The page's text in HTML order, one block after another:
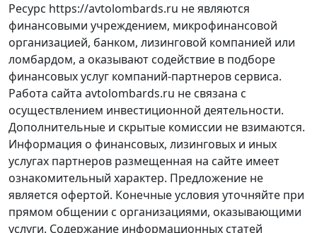
Ресурс https://avtolombards.ru не являются
финансовыми учреждением, микрофинансовой
организацией, банком, лизинговой компанией или
ломбардом, а оказывают содействие в подборе
финансовых услуг компаний-партнеров сервиса.
Работа сайта avtolombards.ru не связана с
осуществлением инвестиционной деятельности.
Дополнительные и скрытые комиссии не взимаются.
Информация о финансовых, лизинговых и иных
услугах партнеров размещенная на сайте имеет
ознакомительный характер. Предложение не
является офертой. Конечные условия уточняйте при
прямом общении с организациями, оказывающими
услуги. Содержание информационных статей